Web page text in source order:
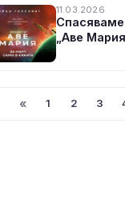
11.03.2026
„Аве
« 1 2 3